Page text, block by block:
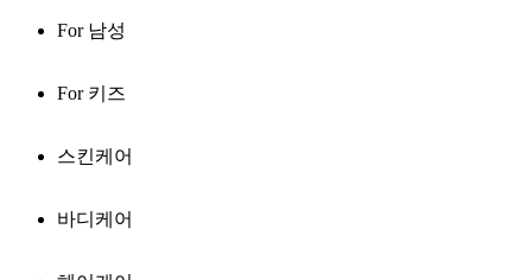
For 남성
For 키즈
스킨케어
바디케어